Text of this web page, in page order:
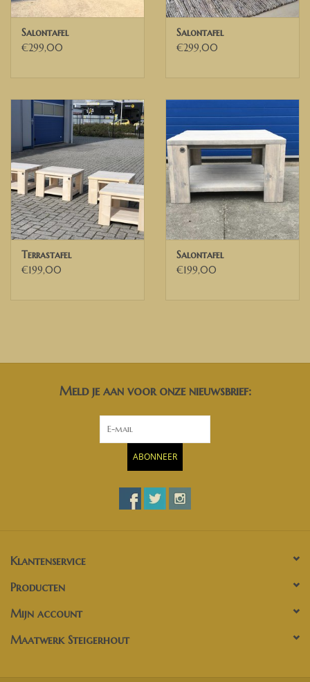
Salontafel
€299,00
Salontafel
€299,00
Terrastafel
€199,00
Salontafel
€199,00
Meld je aan voor onze nieuwsbrief:
ABONNEER
Klantenservice
Producten
Mijn account
Maatwerk Steigerhout